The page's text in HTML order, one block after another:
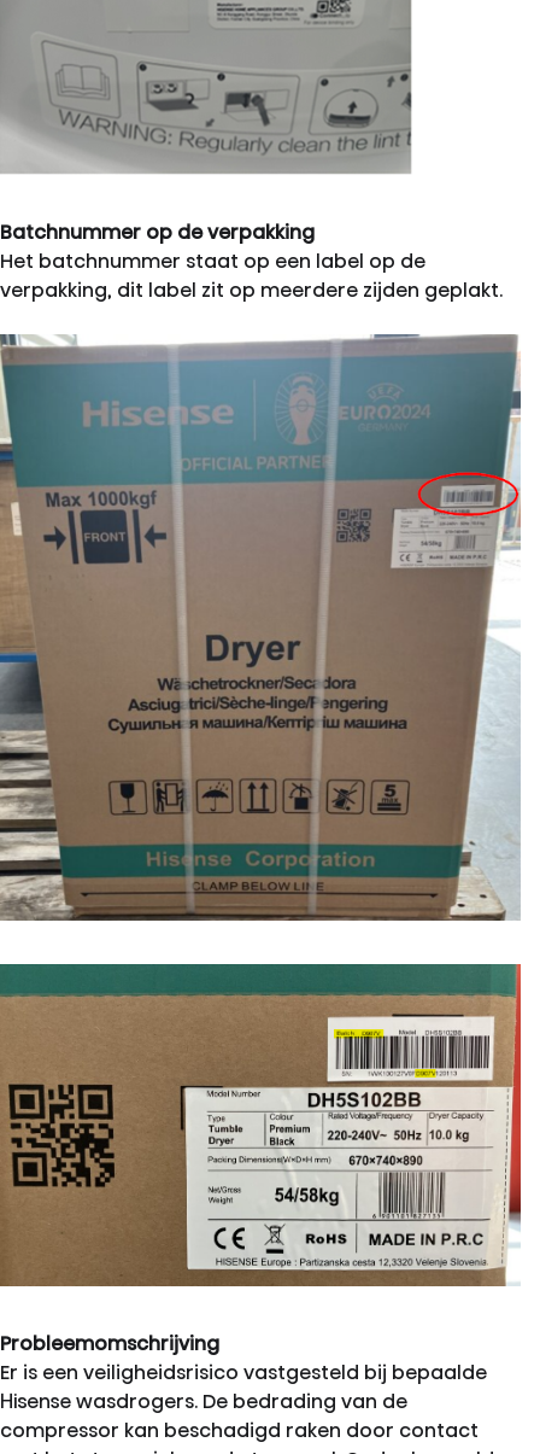
Batchnummer op de verpakking
Het batchnummer staat op een label op de
verpakking, dit label zit op meerdere zijden geplakt.
Probleemomschrijving
Er is een veiligheidsrisico vastgesteld bij bepaalde
Hisense wasdrogers. De bedrading van de
compressor kan beschadigd raken door contact